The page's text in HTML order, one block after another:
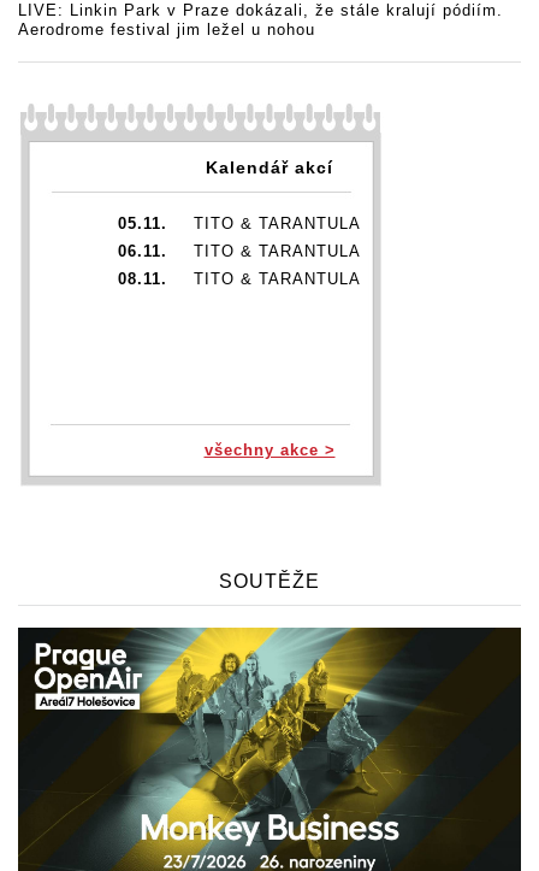
LIVE: Linkin Park v Praze dokázali, že stále kralují pódiím.
Aerodrome festival jim ležel u nohou
Kalendář akcí
05.11.
TITO & TARANTULA
06.11.
TITO & TARANTULA
08.11.
TITO & TARANTULA
všechny akce >
SOUTĚŽE